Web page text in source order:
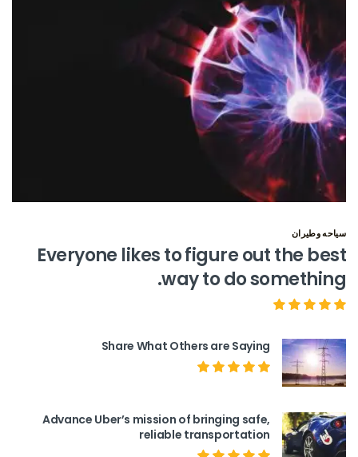
سياحه وطيران
Everyone likes to figure out the best
way to do something.
Share What Others are Saying
Advance Uber’s mission of bringing safe,
reliable transportation